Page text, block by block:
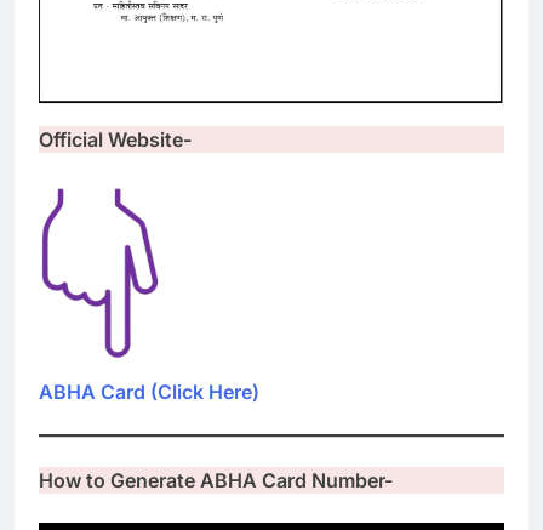
Official Website-
ABHA Card (Click Here)
How to Generate ABHA Card Number-